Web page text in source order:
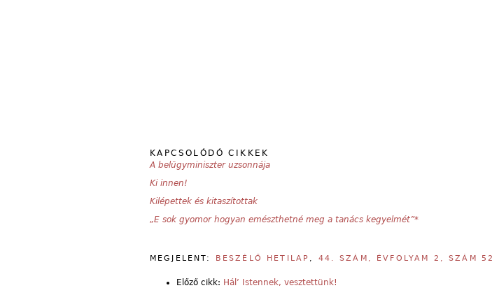
KAPCSOLÓDÓ CIKKEK
A belügyminiszter uzsonnája
Ki innen!
Kilépettek és kitaszítottak
„E sok gyomor hogyan emészthetné meg a tanács kegyelmét”*
MEGJELENT: BESZÉLŐ HETILAP 44. SZÁM, ÉVFOLYAM 2, SZÁM 52
Előző cikk: Hál’ Istennek, vesztettünk!